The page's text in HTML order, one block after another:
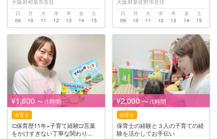
日
09
月
10
火
11
水
12
木
13
金
14
土
15
日
09
月
10
火
11
水
12
木
13
金
14
土
15
¥1,600 〜 /1時間
保育士
\□︎保育歴11年×子育て経験□︎/言葉
をかけすぎない丁寧な関わり...
¥2,000 〜 /1時間
保育士
保育士の経験と３人の子育ての経
験を活かしてお手伝い